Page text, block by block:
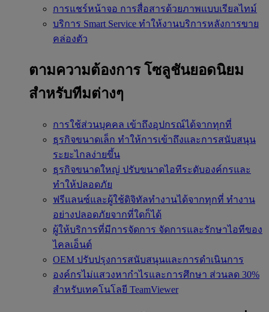
การแชร์หน้าจอ การสื่อสารด้วยภาพแบบเรียลไทม์
บริการ Smart Service ทำให้งานบริการหลังการขาย
คล่องตัว
ตามความต้องการ โซลูชันยอดนิยม
สำหรับทีมต่างๆ
การใช้ส่วนบุคคล เข้าถึงอุปกรณ์ได้จากทุกที่
ธุรกิจขนาดเล็ก ทำให้การเข้าถึงและการสนับสนุน
ระยะไกลง่ายขึ้น
ธุรกิจขนาดใหญ่ ปรับขนาดไอทีระดับองค์กรและ
ทำให้ปลอดภัย
ฟรีแลนซ์และผู้ใช้ดิจิทัลทำงานได้จากทุกที่ ทำงาน
อย่างปลอดภัยจากที่ใดก็ได้
ผู้ให้บริการที่มีการจัดการ จัดการและรักษาไอทีของ
ไคลเอ็นต์
OEM ปรับปรุงการสนับสนุนและการดำเนินการ
องค์กรไม่แสวงหากำไรและการศึกษา ส่วนลด 30%
สำหรับเทคโนโลยี TeamViewer